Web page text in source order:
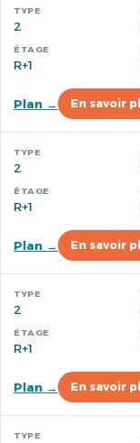
2
R+1
Plan → En savoir
2
R+1
Plan → En savoir
2
R+1
Plan → En savoir